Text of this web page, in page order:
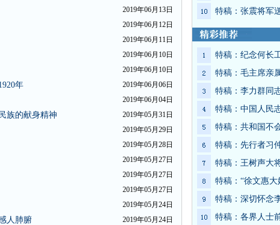
2019年06月13日
2019年06月12日
2019年06月11日
2019年06月10日
2019年06月10日
年
2019年06月06日
2019年06月04日
族的献身精神
2019年05月31日
2019年05月29日
2019年05月28日
2019年05月27日
2019年05月27日
2019年05月27日
2019年05月24日
人肺腑
2019年05月24日
特稿：张震将军
特稿：纪念何长
特稿：毛主席亲
特稿：李力群同
特稿：中国人民
特稿：共和国不
特稿：先行者习
特稿：王树声大
特稿：“徐文惠大
特稿：深切怀念
特稿：各界人士